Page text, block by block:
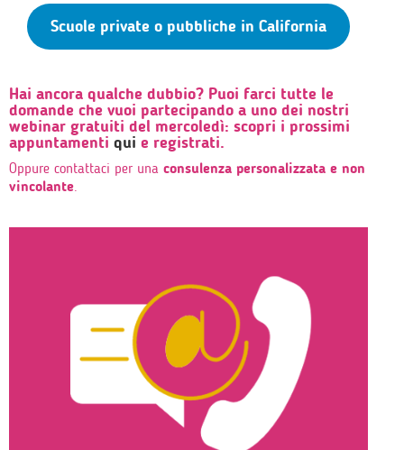
Scuole private o pubbliche in California
Hai ancora qualche dubbio? Puoi farci tutte le
domande che vuoi partecipando a uno dei nostri
webinar gratuiti del mercoledì: scopri i prossimi
appuntamenti qui e registrati.
Oppure contattaci per una consulenza personalizzata e non
vincolante